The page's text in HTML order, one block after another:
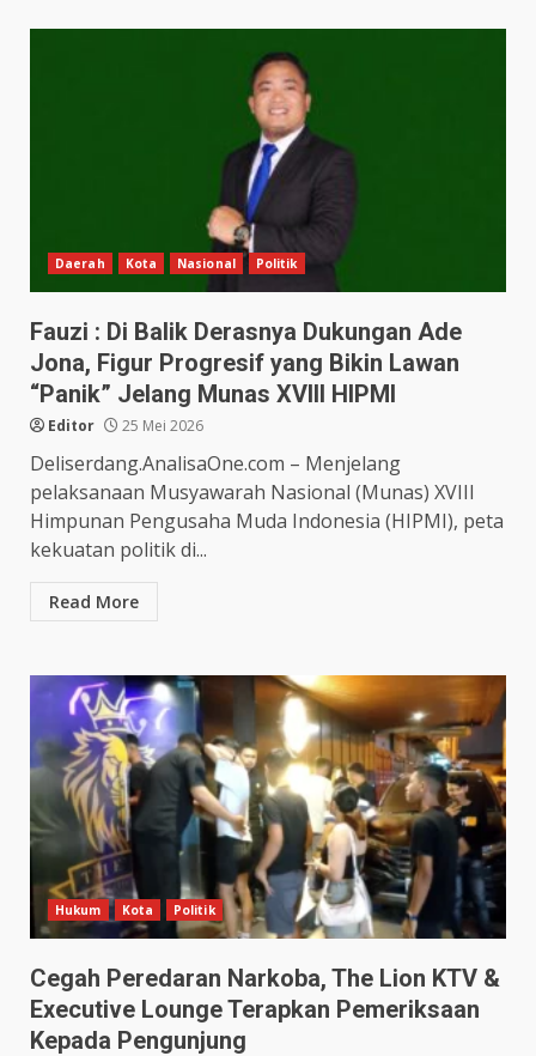
Daerah Kota Nasional Politik
Fauzi : Di Balik Derasnya Dukungan Ade
Jona, Figur Progresif yang Bikin Lawan
“Panik” Jelang Munas XVIII HIPMI
Editor 25 Mei 2026
Deliserdang.AnalisaOne.com – Menjelang
pelaksanaan Musyawarah Nasional (Munas) XVIII
Himpunan Pengusaha Muda Indonesia (HIPMI), peta
kekuatan politik di...
Read More
Hukum Kota Politik
Cegah Peredaran Narkoba, The Lion KTV &
Executive Lounge Terapkan Pemeriksaan
Kepada Pengunjung